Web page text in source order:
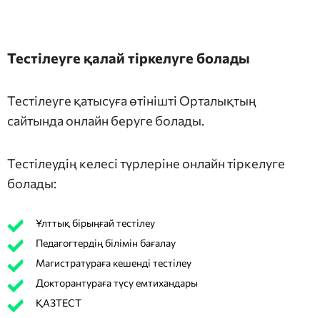
Тестілеуге қалай тіркелуге болады
Тестілеуге қатысуға өтінішті Орталықтың
сайтында онлайн беруге болады.
Тестілеудің келесі түрлеріне онлайн тіркелуге
болады:
Ұлттық бірыңғай тестілеу
Педагогтердің білімін бағалау
Магистратураға кешенді тестілеу
Докторантураға түсу емтихандары
ҚАЗТЕСТ